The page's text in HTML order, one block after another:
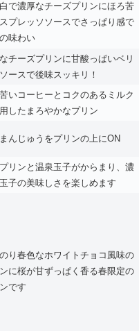
で濃厚なチーズプリンにほろ苦
プレッソソースでさっぱり感で
味わい
チーズプリンに甘酸っぱいベリ
ースで後味スッキリ！
いコーヒーとコクのあるミルク
したまろやかなプリン
んじゅうをプリンの上にON
リンと温泉玉子がからまり、濃
子の美味しさを楽しめます
り春色なホワイトチョコ風味の
に桜が甘ずっぱく香る春限定の
です